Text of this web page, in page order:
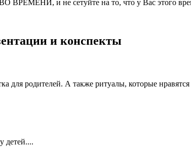
и не сетуйте на то, что у Вас этого
и конспекты
для родителей. А также ритуалы, которые нравятся
детей....